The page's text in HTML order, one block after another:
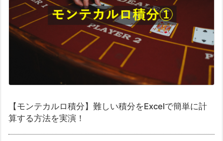
【モンテカルロ積分】難しい積分をExcelで簡単に計
算する方法を実演！